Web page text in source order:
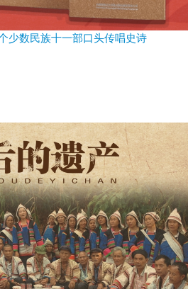
少数民族十一部口头传唱史诗